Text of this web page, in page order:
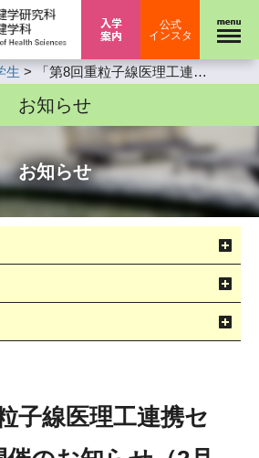
公式
インスタ
生 > 「第8回重粒子線医理工連携セミナー」開催のお知らせ（2月14日(金)開催）
お知らせ
お知らせ
子線医理工連携セ